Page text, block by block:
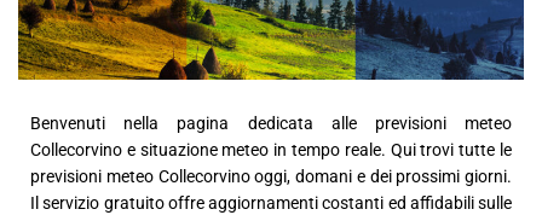
Benvenuti nella pagina dedicata alle previsioni meteo
Collecorvino e situazione meteo in tempo reale. Qui trovi tutte le
previsioni meteo Collecorvino oggi, domani e dei prossimi giorni.
Il servizio gratuito offre aggiornamenti costanti ed affidabili sulle